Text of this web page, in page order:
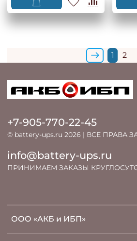
1 2
ООО «АКБ и ИБП»
+7-905-770-22-45
© battery-ups.ru 2026 | ВСЕ
info@battery-ups.ru
ПРИНИМАЕМ ЗАКАЗЫ